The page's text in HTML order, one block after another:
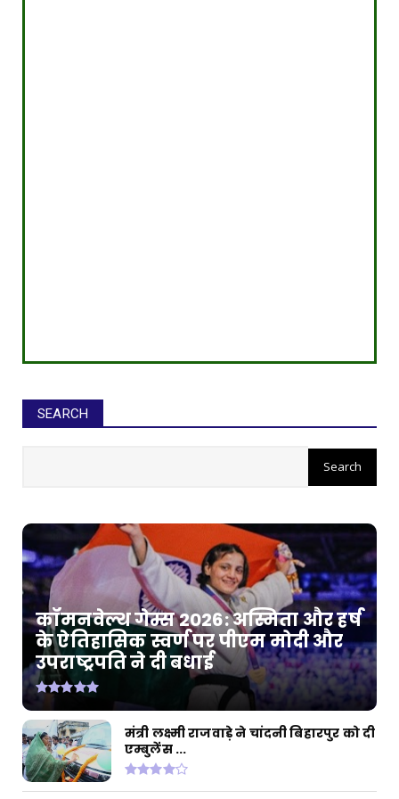
SEARCH
कॉमनवेल्थ गेम्स 2026: अस्मिता और हर्ष
के ऐतिहासिक स्वर्ण पर पीएम मोदी और
उपराष्ट्रपति ने दी बधाई
मंत्री लक्ष्मी राजवाड़े ने चांदनी बिहारपुर को दी
एम्बुलेंस ...